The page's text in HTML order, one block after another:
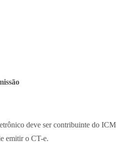
deve ser contribuinte do
emitir o CT-e.